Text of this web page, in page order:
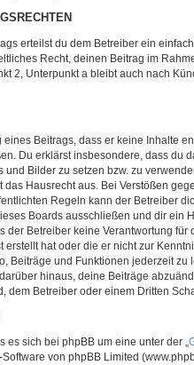
erteilst du dem Betreiber ein
Recht, deinen Beitrag im
2, Unterpunkt a bleibt auch nach
eines Beitrags, dass er keine Inhalte
Du erklärst insbesondere, dass du
und Bilder zu setzen bzw. zu
das Hausrecht aus. Bei Verstößen
Regeln kann der Betreiber
Boards ausschließen und dir ein
der Betreiber keine Verantwortung für
erstellt hat oder die er nicht zur
Beiträge und Funktionen jederzeit zu
hinaus, deine Beiträge
dem Betreiber oder einem Dritten
es sich bei phpBB um eine unter der „
von phpBB Limited